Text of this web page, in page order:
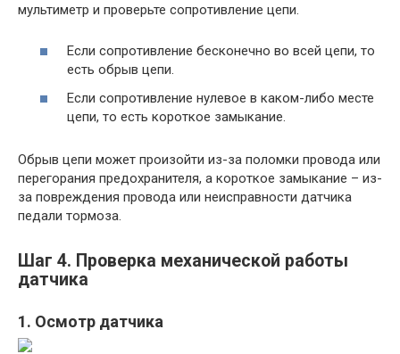
мультиметр и проверьте сопротивление цепи.
Если сопротивление бесконечно во всей цепи, то
есть обрыв цепи.
Если сопротивление нулевое в каком-либо месте
цепи, то есть короткое замыкание.
Обрыв цепи может произойти из-за поломки провода или
перегорания предохранителя, а короткое замыкание – из-
за повреждения провода или неисправности датчика
педали тормоза.
Шаг 4. Проверка механической работы
датчика
1. Осмотр датчика